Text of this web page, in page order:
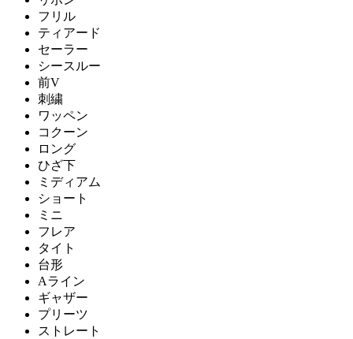
フリル
ティアード
セーラー
シースルー
前V
刺繍
ワッペン
コクーン
ロング
ひざ下
ミディアム
ショート
ミニ
フレア
タイト
台形
Aライン
ギャザー
プリーツ
ストレート